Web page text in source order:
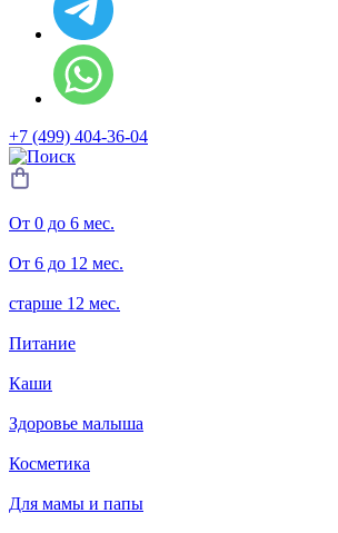
+7 (499) 404-36-04
От 0 до 6 мес.
От 6 до 12 мес.
старше 12 мес.
Питание
Каши
Здоровье малыша
Косметика
Для мамы и папы